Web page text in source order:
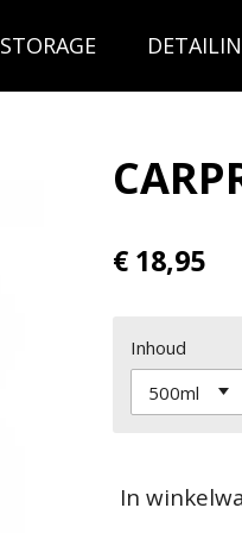
STORAGE
€ 18,95
Inhoud
In